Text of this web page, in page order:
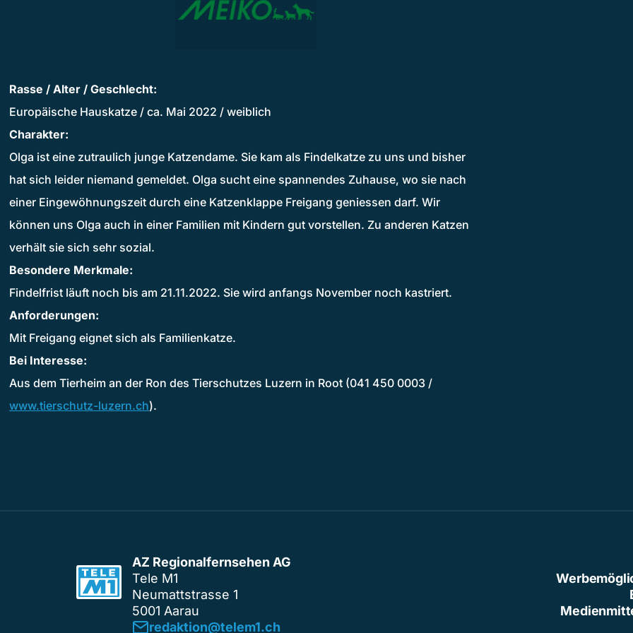
Rasse / Alter / Geschlecht:
Europäische Hauskatze / ca. Mai 2022 / weiblich
Charakter:
Olga ist eine zutraulich junge Katzendame. Sie kam als Findelkatze zu uns und bisher
hat sich leider niemand gemeldet. Olga sucht eine spannendes Zuhause, wo sie nach
einer Eingewöhnungszeit durch eine Katzenklappe Freigang geniessen darf. Wir
können uns Olga auch in einer Familien mit Kindern gut vorstellen. Zu anderen Katzen
verhält sie sich sehr sozial.
Besondere Merkmale:
Findelfrist läuft noch bis am 21.11.2022. Sie wird anfangs November noch kastriert.
Anforderungen:
Mit Freigang eignet sich als Familienkatze.
Bei Interesse:
Aus dem Tierheim an der Ron des Tierschutzes Luzern in Root (041 450 0003 /
www.tierschutz-luzern.ch).
AZ Regionalfernsehen AG
Tele M1
Neumattstrasse 1
5001 Aarau
redaktion@telem1.ch